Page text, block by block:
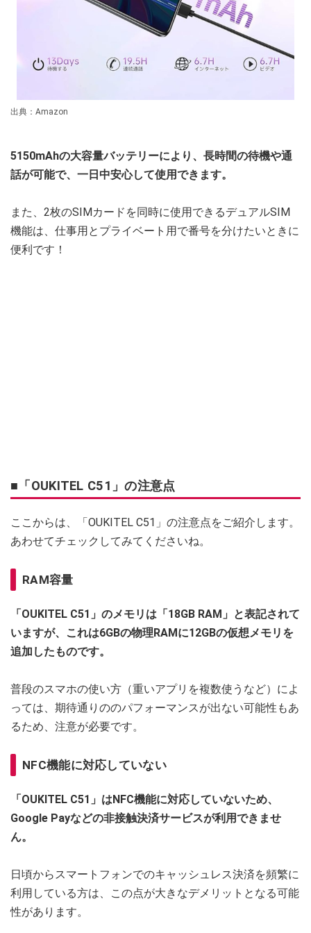
出典：Amazon
5150mAhの大容量バッテリーにより、長時間の待機や通
話が可能で、一日中安心して使用できます。
また、2枚のSIMカードを同時に使用できるデュアルSIM
機能は、仕事用とプライベート用で番号を分けたいときに
便利です！
■「OUKITEL C51」の注意点
ここからは、「OUKITEL C51」の注意点をご紹介します。
あわせてチェックしてみてくださいね。
RAM容量
「OUKITEL C51」のメモリは「18GB RAM」と表記されて
いますが、これは6GBの物理RAMに12GBの仮想メモリを
追加したものです。
普段のスマホの使い方（重いアプリを複数使うなど）によ
っては、期待通りののパフォーマンスが出ない可能性もあ
るため、注意が必要です。
NFC機能に対応していない
「OUKITEL C51」はNFC機能に対応していないため、
Google Payなどの非接触決済サービスが利用できませ
ん。
日頃からスマートフォンでのキャッシュレス決済を頻繁に
利用している方は、この点が大きなデメリットとなる可能
性があります。